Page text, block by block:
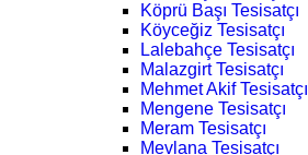
Köprü Başı Tesisatçı
Köyceğiz Tesisatçı
Lalebahçe Tesisatçı
Malazgirt Tesisatçı
Mehmet Akif Tesisatçı
Mengene Tesisatçı
Meram Tesisatçı
Mevlana Tesisatçı